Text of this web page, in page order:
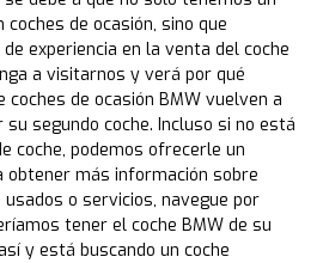
de ocasión, sino que
experiencia en la venta del coche
a visitarnos y verá por qué
de ocasión BMW vuelven a
segundo coche. Incluso si no está
coche, podemos ofrecerle un
obtener más información sobre
o servicios, navegue por
tener el coche BMW de su
y está buscando un coche